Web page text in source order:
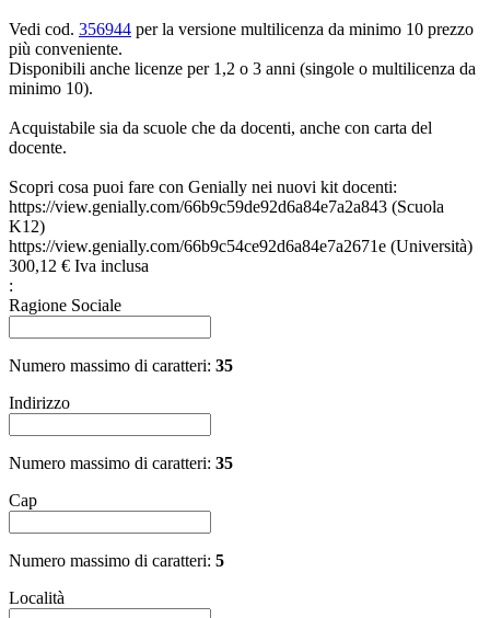
Vedi cod. 356944 per la versione multilicenza da minimo 10 prezzo
più conveniente.
Disponibili anche licenze per 1,2 o 3 anni (singole o multilicenza da
minimo 10).
Acquistabile sia da scuole che da docenti, anche con carta del
docente.
Scopri cosa puoi fare con Genially nei nuovi kit docenti:
https://view.genially.com/66b9c59de92d6a84e7a2a843 (Scuola
K12)
https://view.genially.com/66b9c54ce92d6a84e7a2671e (Università)
300,12 € Iva inclusa
:
Ragione Sociale
Numero massimo di caratteri: 35
Indirizzo
Numero massimo di caratteri: 35
Cap
Numero massimo di caratteri: 5
Località